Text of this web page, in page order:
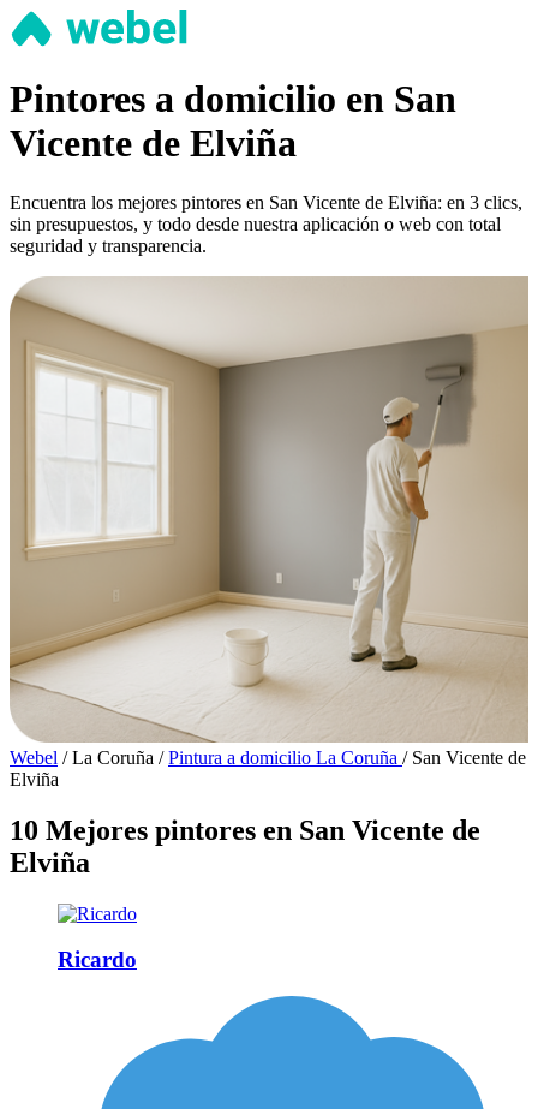
Pintores a domicilio en San
Vicente de Elviña
Encuentra los mejores pintores en San Vicente de Elviña: en 3 clics,
sin presupuestos, y todo desde nuestra aplicación o web con total
seguridad y transparencia.
Webel / La Coruña / Pintura a domicilio La Coruña / San Vicente de
Elviña
10 Mejores pintores en San Vicente de
Elviña
Ricardo